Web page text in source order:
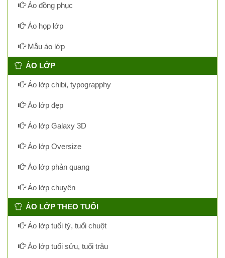
Áo đồng phục
Áo họp lớp
Mẫu áo lớp
ÁO LỚP
Áo lớp chibi, typograpphy
Áo lớp đẹp
Áo lớp Galaxy 3D
Áo lớp Oversize
Áo lớp phản quang
Áo lớp chuyên
ÁO LỚP THEO TUỔI
Áo lớp tuổi tý, tuổi chuột
Áo lớp tuổi sửu, tuổi trâu